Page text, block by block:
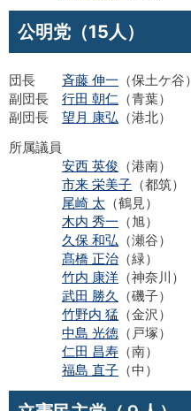
公明党（15人）
団長 斉藤 伸一 （保土ケ谷）
副団長 行田 朝仁 （青葉）
副団長 望月 康弘 （港北）
所属議員
安西 英俊 （港南）
市来 栄美子 （都筑）
尾崎 太 （鶴見）
木内 秀一 （旭）
久保 和弘 （瀬谷）
髙橋 正治 （緑）
竹内 康洋 （神奈川）
武田 勝久 （磯子）
竹野内 猛 （金沢）
中島 光徳 （戸塚）
仁田 昌寿 （南）
福島 直子 （中）